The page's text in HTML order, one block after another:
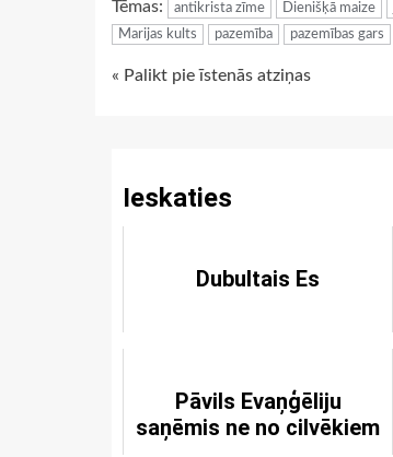
Tēmas: antikrista zīme Dienišķā maize
Marijas kults
pazemība pazemības gars
Continue
« Palikt pie īstenās atziņas
Ieskaties
Dubultais Es
Pāvils Evaņģēliju
saņēmis ne no cilvēkiem